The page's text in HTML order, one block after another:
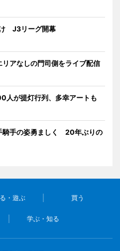
J3リーグ開幕
アなしの門司側をライブ配信
が提灯行列、多幸アートも
騎手の姿勇ましく 20年ぶりの
・遊ぶ 買う
学ぶ・知る